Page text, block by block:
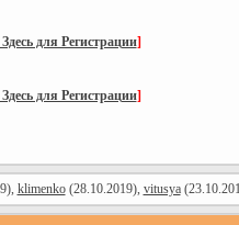
для Регистрации]
для Регистрации]
klimenko(28.10.2019), vitusya